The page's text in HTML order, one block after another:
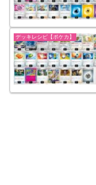
デッキレシピ【ポケカ】